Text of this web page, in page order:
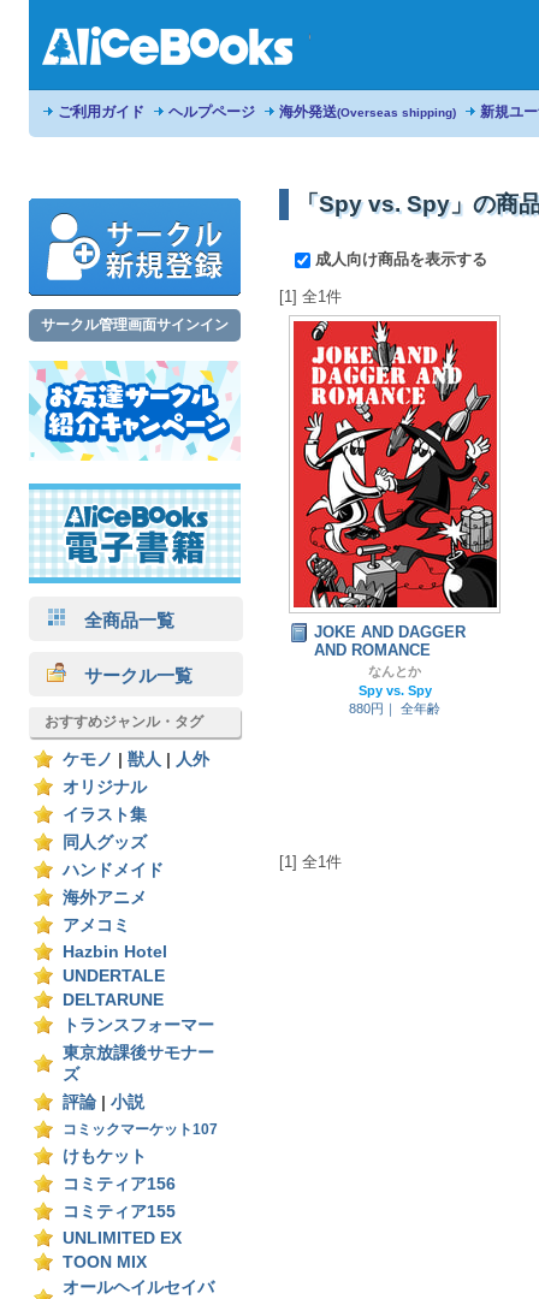
ご利用ガイド ヘルプページ 海外発送(Overseas shipping) 新規ユ
サークル管理画面サインイン
全商品一覧
サークル一覧
おすすめジャンル・タグ
ケモノ 獣人
人外
オリジナル
イラスト集
同人グッズ
ハンドメイド
海外アニメ
アメコミ
Hazbin Hotel
UNDERTALE
DELTARUNE
トランスフォーマー
東京放課後サモナー
ズ
評論
小説
コミックマーケット107
けもケット
コミティア156
コミティア155
UNLIMITED EX
TOON MIX
オールヘイルセイバ
「Spy vs. Spy」の商
成人向け商品を表示する
[1] 全1件
JOKE AND DAGGER
AND ROMANCE
なんとか
Spy vs. Spy
880円｜
全年齢
[1] 全1件